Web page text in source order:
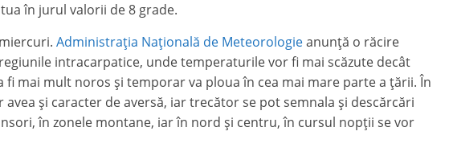
în jurul valorii de 8 grade.
Administrația Națională de Meteorologieanunță o răcire
intracarpatice, unde temperaturile vor fi mai scăzute decât
fi mai mult noros și temporar va ploua în cea mai mare parte a țării. În
și caracter de aversă, iar trecător se pot semnala și descărcări
în zonele montane, iar în nord și centru, în cursul nopții se vor